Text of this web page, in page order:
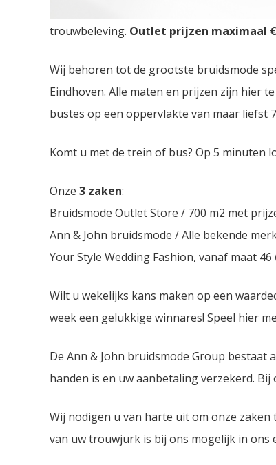
grootste
trouwbeleving. Outlet prijzen maximaal €
Wij behoren tot de grootste bruidsmode
Eindhoven. Alle maten en prijzen zijn hier
bustes op een oppervlakte van maar liefst
Komt u met de trein of bus? Op 5 minuten
Onze 3 zaken:
Bruidsmode Outlet Store / 700 m2 met
Ann & John bruidsmode / Alle bekende
Your Style Wedding Fashion, vanaf maat 46
Wilt u wekelijks kans maken op een
week een gelukkige winnares! Speel hier
De Ann & John bruidsmode Group
handen is en uw aanbetaling verzekerd.
Wij nodigen u van harte uit om onze
van uw trouwjurk is bij ons mogelijk in ons